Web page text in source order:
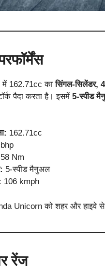
में 162.71cc कासिंगल-सिलेंडर,
पैदा करता है। इसमें 5-स्पीड
162.71cc
Nm
5-स्पीड मैनुअल
106 kmph
Unicorn को शहर और
रेंज